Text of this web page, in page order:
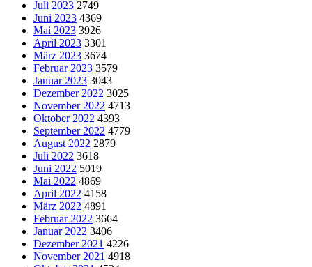
Juli 2023 2749
Juni 2023 4369
Mai 2023 3926
April 2023 3301
März 2023 3674
Februar 2023 3579
Januar 2023 3043
Dezember 2022 3025
November 2022 4713
Oktober 2022 4393
September 2022 4779
August 2022 2879
Juli 2022 3618
Juni 2022 5019
Mai 2022 4869
April 2022 4158
März 2022 4891
Februar 2022 3664
Januar 2022 3406
Dezember 2021 4226
November 2021 4918